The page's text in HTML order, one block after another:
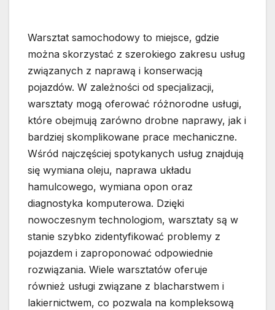
Warsztat samochodowy to miejsce, gdzie
można skorzystać z szerokiego zakresu usług
związanych z naprawą i konserwacją
pojazdów. W zależności od specjalizacji,
warsztaty mogą oferować różnorodne usługi,
które obejmują zarówno drobne naprawy, jak i
bardziej skomplikowane prace mechaniczne.
Wśród najczęściej spotykanych usług znajdują
się wymiana oleju, naprawa układu
hamulcowego, wymiana opon oraz
diagnostyka komputerowa. Dzięki
nowoczesnym technologiom, warsztaty są w
stanie szybko zidentyfikować problemy z
pojazdem i zaproponować odpowiednie
rozwiązania. Wiele warsztatów oferuje
również usługi związane z blacharstwem i
lakiernictwem, co pozwala na kompleksową